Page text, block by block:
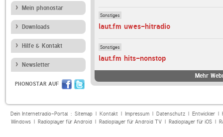
Mein phonostar
Downloads
Hilfe & Kontakt
Newsletter
PHONOSTAR AUF
Sonstiges
laut.fm uwes-hitradio
Sonstiges
laut.fm hits-nonstop
Mehr
Dein Internetradio-Portal : Sitemap| Kontakt| Impressum| Datenschutz| Entwickler|
Windows| Radioplayer für Android| Radioplayer für Android TV| Radioplayer für iOS|